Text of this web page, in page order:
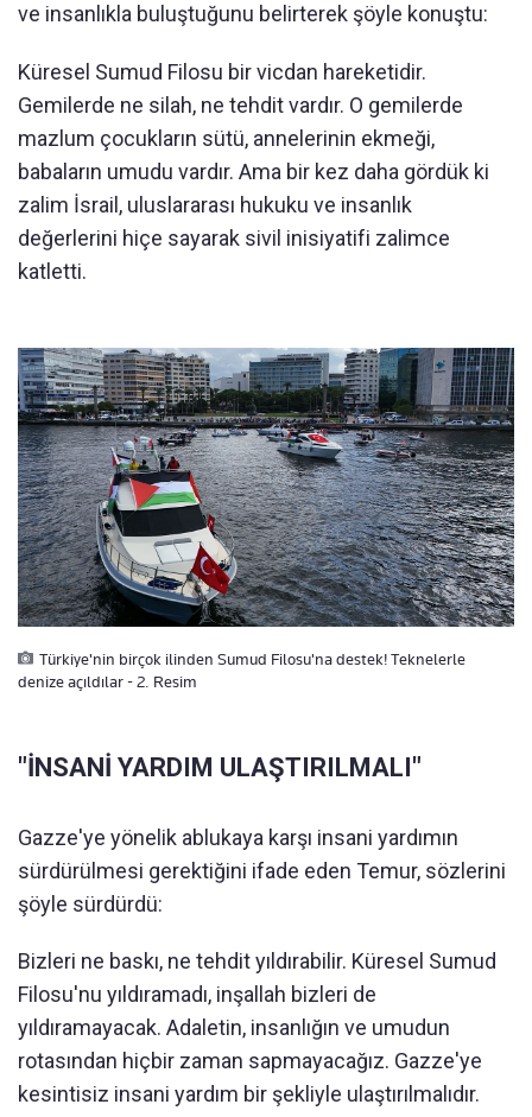
ve insanlıkla buluştuğunu belirterek şöyle konuştu:
Küresel Sumud Filosu bir vicdan hareketidir.
Gemilerde ne silah, ne tehdit vardır. O gemilerde
mazlum çocukların sütü, annelerinin ekmeği,
babaların umudu vardır. Ama bir kez daha gördük ki
zalim İsrail, uluslararası hukuku ve insanlık
değerlerini hiçe sayarak sivil inisiyatifi zalimce
katletti.
Türkiye'nin birçok ilinden Sumud Filosu'na destek! Teknelerle
denize açıldılar - 2. Resim
"İNSANİ YARDIM ULAŞTIRILMALI"
Gazze'ye yönelik ablukaya karşı insani yardımın
sürdürülmesi gerektiğini ifade eden Temur, sözlerini
şöyle sürdürdü:
Bizleri ne baskı, ne tehdit yıldırabilir. Küresel Sumud
Filosu'nu yıldıramadı, inşallah bizleri de
yıldıramayacak. Adaletin, insanlığın ve umudun
rotasından hiçbir zaman sapmayacağız. Gazze'ye
kesintisiz insani yardım bir şekliyle ulaştırılmalıdır.